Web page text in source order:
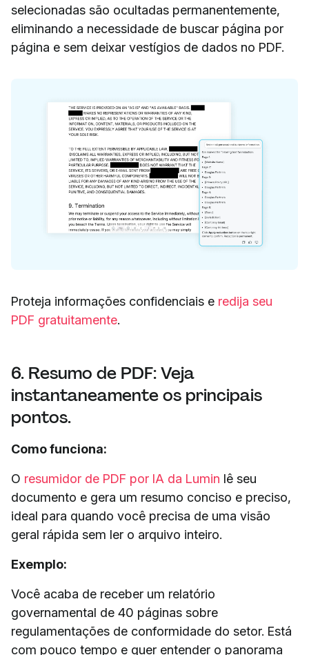
selecionadas são ocultadas permanentemente,
eliminando a necessidade de buscar página por
página e sem deixar vestígios de dados no PDF.
Proteja informações confidenciais e redija seu
PDF gratuitamente.
6. Resumo de PDF: Veja
instantaneamente os principais
pontos.
Como funciona:
O resumidor de PDF por IA da Lumin lê seu
documento e gera um resumo conciso e preciso,
ideal para quando você precisa de uma visão
geral rápida sem ler o arquivo inteiro.
Exemplo:
Você acaba de receber um relatório
governamental de 40 páginas sobre
regulamentações de conformidade do setor. Está
com pouco tempo e quer entender o panorama